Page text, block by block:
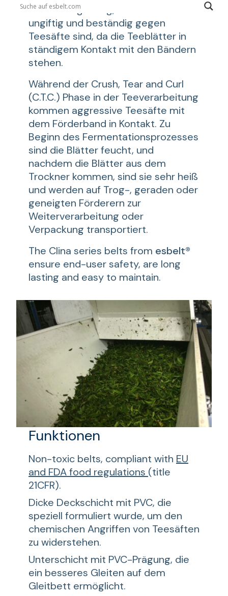
Arbeitsumgebung, dass die Bänder
ungiftig und beständig gegen
Teesäfte sind, da die Teeblätter in
ständigem Kontakt mit den Bändern
stehen.
Während der Crush, Tear and Curl
(C.T.C.) Phase in der Teeverarbeitung
kommen aggressive Teesäfte mit
dem Förderband in Kontakt. Zu
Beginn des Fermentationsprozesses
sind die Blätter feucht, und
nachdem die Blätter aus dem
Trockner kommen, sind sie sehr heiß
und werden auf Trog-, geraden oder
geneigten Förderern zur
Weiterverarbeitung oder
Verpackung transportiert.
The Clina series belts from esbelt®
ensure end-user safety, are long
lasting and easy to maintain.
Funktionen
Non-toxic belts, compliant with EU
and FDA food regulations (title
21CFR).
Dicke Deckschicht mit PVC, die
speziell formuliert wurde, um den
chemischen Angriffen von Teesäften
zu widerstehen.
Unterschicht mit PVC-Prägung, die
ein besseres Gleiten auf dem
Gleitbett ermöglicht.